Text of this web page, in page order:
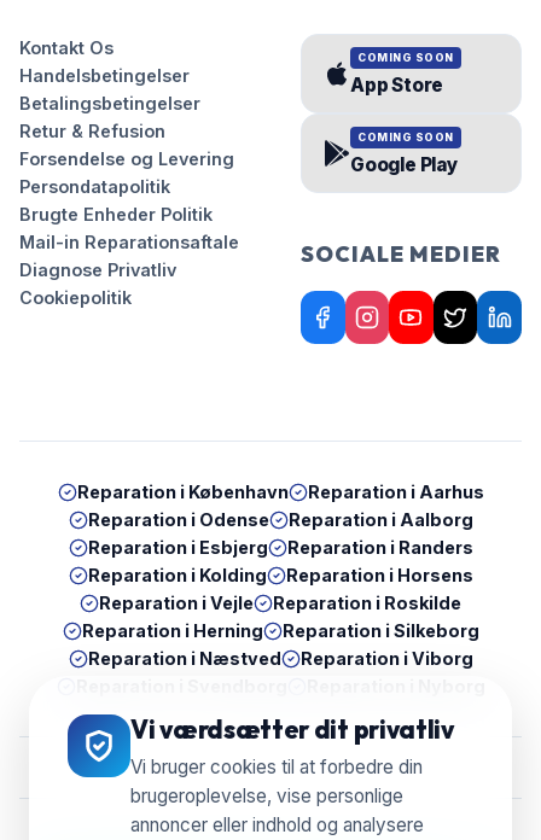
Vi værdsætter dit privatliv
Vi bruger cookies til at forbedre din
brugeroplevelse, vise personlige
annoncer eller indhold og analysere
Kontakt Os
Handelsbetingelser
Betalingsbetingelser
Retur & Refusion
Forsendelse og Levering
Persondatapolitik
Brugte Enheder Politik
Mail-in Reparationsaftale
Diagnose Privatliv
Cookiepolitik
COMING SOON
App Store
COMING SOON
Google Play
SOCIALE MEDIER
Reparation i København Reparation i Aarhus
Reparation i Odense Reparation i Aalborg
Reparation i Esbjerg Reparation i Randers
Reparation i Kolding Reparation i Horsens
Reparation iVejle Reparation i Roskilde
Reparation i Herning Reparation i Silkeborg
Reparation i Næstved Reparation i Viborg